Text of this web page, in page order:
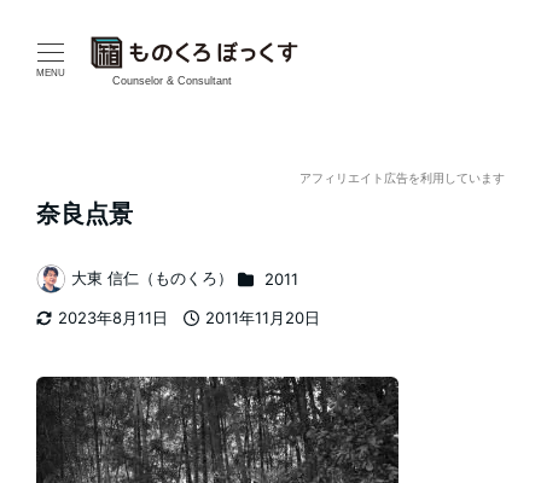
MENU
Counselor & Consultant
アフィリエイト広告を利用しています
奈良点景
2023年8月11日
2011年11月20日
著
者
大東 信仁（ものくろ） カテゴリー
2011